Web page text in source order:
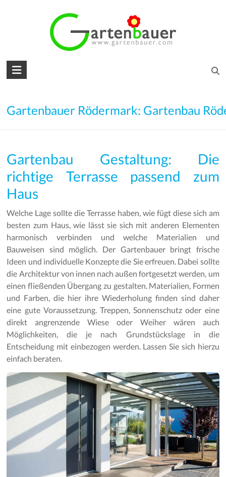
den
Träume
Gartengestaltung
–
Gartenpflege
Gartenbauer Rödermark: Gartenbau
Gartenbau Gestaltung: Die
richtige Terrasse passend zum
Haus
Welche Lage sollte die Terrasse haben, wie fügt diese sich am
besten zum Haus, wie lässt sie sich mit anderen Elementen
harmonisch verbinden und welche Materialien und
Bauweisen sind möglich. Der Gartenbauer bringt frische
Ideen und individuelle Konzepte die Sie erfreuen. Dabei sollte
die Architektur von innen nach außen fortgesetzt werden, um
einen fließenden Übergang zu gestalten. Materialien, Formen
und Farben, die hier ihre Wiederholung finden sind daher
eine gute Voraussetzung. Treppen, Sonnenschutz oder eine
direkt angrenzende Wiese oder Weiher wären auch
Möglichkeiten, die je nach Grundstückslage in die
Entscheidung mit einbezogen werden. Lassen Sie sich hierzu
einfach beraten.